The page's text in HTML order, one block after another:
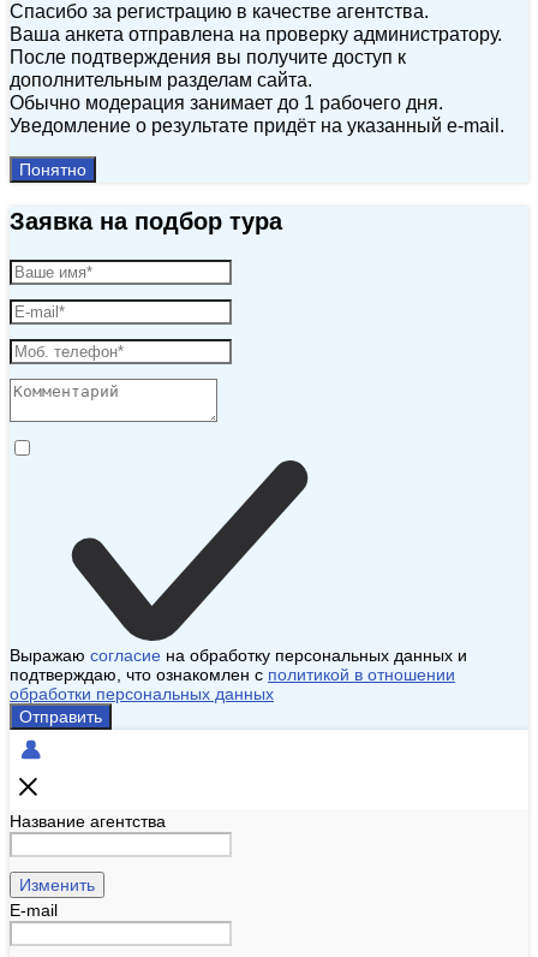
Спасибо за регистрацию в качестве агентства.
Ваша анкета отправлена на проверку администратору.
После подтверждения вы получите доступ к
дополнительным разделам сайта.
Обычно модерация занимает до 1 рабочего дня.
Уведомление о результате придёт на указанный e‑mail.
Понятно
Заявка на подбор тура
Выражаю согласие на обработку персональных данных и
подтверждаю, что ознакомлен с политикой в отношении
обработки персональных данных
Отправить
Название агентства
Изменить
E-mail